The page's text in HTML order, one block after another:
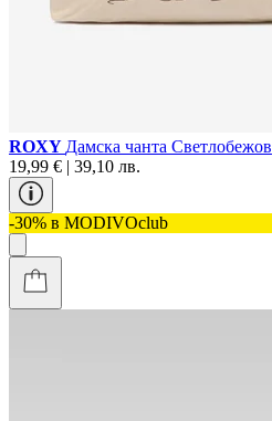
ROXY Дамска чанта Светлобежов
19,99 € | 39,10 лв.
-30% в MODIVOclub